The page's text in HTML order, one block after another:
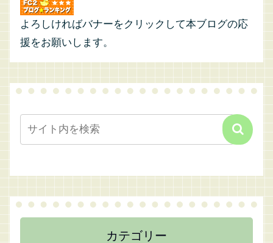
よろしければバナーをクリックして本ブログの応
援をお願いします。
カテゴリー